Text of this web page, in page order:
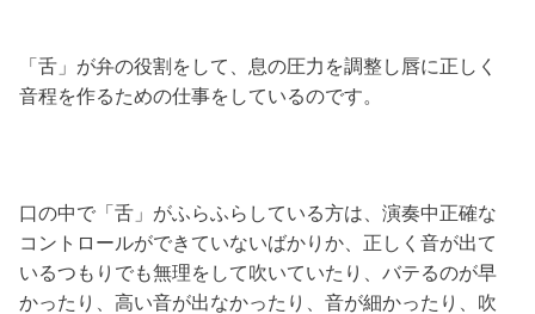
「舌」が弁の役割をして、息の圧力を調整し唇に正しく
音程を作るための仕事をしているのです。
口の中で「舌」がふらふらしている方は、演奏中正確な
コントロールができていないばかりか、正しく音が出て
いるつもりでも無理をして吹いていたり、バテるのが早
かったり、高い音が出なかったり、音が細かったり、吹